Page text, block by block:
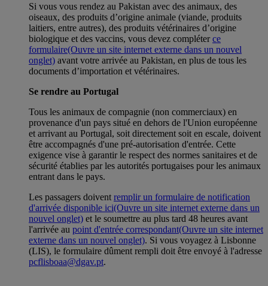
Si vous vous rendez au Pakistan avec des animaux, des
oiseaux, des produits d’origine animale (viande, produits
laitiers, entre autres), des produits vétérinaires d’origine
biologique et des vaccins, vous devez compléterce
formulaire(Ouvre un site internet externe dans un nouvel
onglet) avant votre arrivée au Pakistan, en plus de tous les
documents d’importation et vétérinaires.
Se rendre au Portugal
Tous les animaux de compagnie (non commerciaux) en
provenance d'un pays situé en dehors de l'Union européenne
et arrivant au Portugal, soit directement soit en escale, doivent
être accompagnés d'une pré-autorisation d'entrée. Cette
exigence vise à garantir le respect des normes sanitaires et de
sécurité établies par les autorités portugaises pour les animaux
entrant dans le pays.
Les passagers doivent remplir un formulaire de notification
d'arrivée disponible ici(Ouvre un site internet externe dans un
nouvel onglet) et le soumettre au plus tard 48 heures avant
l'arrivée au point d'entrée correspondant(Ouvre un site internet
externe dans un nouvel onglet). Si vous voyagez à Lisbonne
(LIS), le formulaire dûment rempli doit être envoyé à l'adresse
pcflisboaa@dgav.pt.